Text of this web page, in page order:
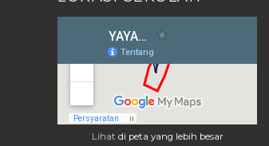
Lihat di peta yang lebih besar